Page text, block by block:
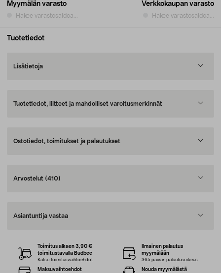
Myymälän varasto
Hakee varastosaldoa...
Verkkokaupan varasto
Hakee varastosaldoa...
Tuotetiedot
Lisätietoja
Tuotetiedot, liitteet ja mahdolliset varoitusmerkinnät
Ostotiedot, toimitukset ja palautukset
Arvostelut (410)
Asiantuntija vastaa
Toimitus alkaen 3,90 €
toimitustavalla Budbee
Katso toimitusvaihtoehdot
Ilmainen palautus
myymälään
365 päivän palautusoikeus
Maksuvaihtoehdot Nouda myymälästä